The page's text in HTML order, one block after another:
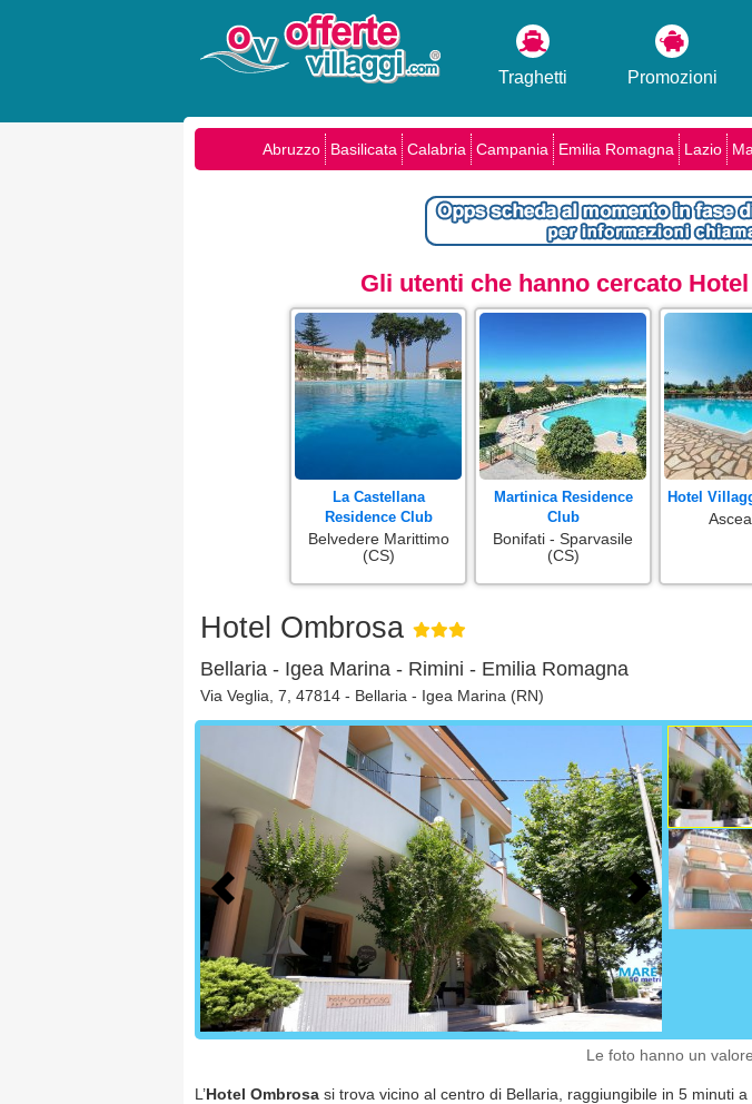
Traghetti Promozioni
Abruzzo Basilicata Calabria Campania Emilia Romagna Lazio
Gli utenti che hanno cercato
La Castellana
Residence Club
Belvedere Marittimo
(CS)
Martinica Residence
Club
Bonifati - Sparvasile
(CS)
Hotel
Hotel Ombrosa
Bellaria - Igea Marina - Rimini - Emilia Romagna
Via Veglia, 7, 47814 - Bellaria - Igea Marina (RN)
Le foto hanno un
L’Hotel Ombrosa si trova vicino al centro di Bellaria, raggiungibile in 5 minuti